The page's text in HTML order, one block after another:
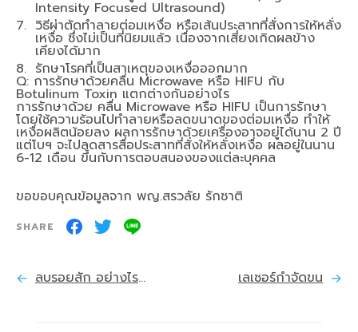
Intensity Focused Ultrasound)
วิธีผ่าตัดทำลายต่อมเหงื่อ หรือเส้นประสาทที่สั่งการให้หลั่ง
เหงื่อ ซึ่งไม่เป็นที่นิยมแล้ว เนื่องจากเสี่ยงเกิดผลข้าง
เคียงได้มาก
รักษาโรคที่เป็นสาเหตุของเหงื่อออกมาก
Q: การรักษาด้วยคลื่น Microwave หรือ HIFU กับ
Botulinum Toxin แตกต่างกันอย่างไร
การรักษาด้วย คลื่น Microwave หรือ HIFU เป็นการรักษา
โดยใช้ความร้อนไปทำลายหรือลดขนาดของต่อมเหงื่อ ทำให้
เหงื่อผลิตน้อยลง ผลการรักษาด้วยเครื่องอาจอยู่ได้นาน 2 ปี
แต่โบฯ จะไปลดสารสื่อประสาทที่สั่งให้หลั่งเหงื่อ ผลอยู่ในนาน
6-12 เดือน ขึ้นกับการตอบสนองของแต่ละบุคคล
ขอขอบคุณข้อมูลจาก พญ.สรวลัย รักชาติ
ลบรอยสัก อย่างไรให้ถูกวิธี เลเซอร์กำจัดขน